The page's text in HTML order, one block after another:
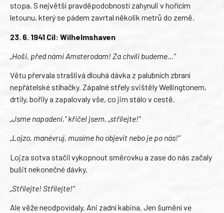
stopa. S největší pravděpodobností zahynuli v hořícím
letounu, který se pádem zavrtal několik metrů do země.
23. 6. 1941 Cíl: Wilhelmshaven
„Hoši, před námi Amsterodam! Za chvíli budeme…“
Větu přervala strašlivá dlouhá dávka z palubních zbraní
nepřátelské stíhačky. Zápalné střely svištěly Wellingtonem,
drtily, bořily a zapalovaly vše, co jim stálo v cestě.
„Jsme napadeni,“ křičel jsem, „střílejte!“
„Lojzo, manévruj, musíme ho objevit nebo je po nás!“
Lojza sotva stačil vykopnout směrovku a zase do nás začaly
bušit nekonečné dávky.
„Střílejte! Střílejte!“
Ale věže neodpovídaly. Ani zadní kabina. Jen šumění ve